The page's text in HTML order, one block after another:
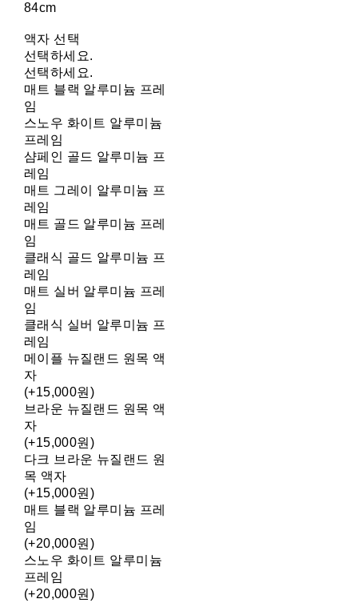
84cm
액자 선택
선택하세요.
선택하세요.
매트 블랙 알루미늄 프레
임
스노우 화이트 알루미늄
프레임
샴페인 골드 알루미늄 프
레임
매트 그레이 알루미늄 프
레임
매트 골드 알루미늄 프레
임
클래식 골드 알루미늄 프
레임
매트 실버 알루미늄 프레
임
클래식 실버 알루미늄 프
레임
메이플 뉴질랜드 원목 액
자
(+15,000원)
브라운 뉴질랜드 원목 액
자
(+15,000원)
다크 브라운 뉴질랜드 원
목 액자
(+15,000원)
매트 블랙 알루미늄 프레
임
(+20,000원)
스노우 화이트 알루미늄
프레임
(+20,000원)